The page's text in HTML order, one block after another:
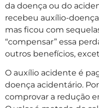
da doença ou do
recebeu auxílio-
mas ficou com
“compensar” essa
outros benefícios,
O auxílio acidente é
doença acidentário.
comprovar a redução